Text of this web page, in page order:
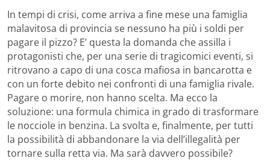
In tempi di crisi, come arriva a fine mese una famiglia
malavitosa di provincia se nessuno ha più i soldi per
pagare il pizzo? E’ questa la domanda che assilla i
protagonisti che, per una serie di tragicomici eventi, si
ritrovano a capo di una cosca mafiosa in bancarotta e
con un forte debito nei confronti di una famiglia rivale.
Pagare o morire, non hanno scelta. Ma ecco la
soluzione: una formula chimica in grado di trasformare
le nocciole in benzina. La svolta e, finalmente, per tutti
la possibilità di abbandonare la via dell’illegalità per
tornare sulla retta via. Ma sarà davvero possibile?